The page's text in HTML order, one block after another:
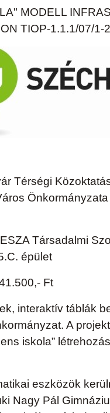
MODELL
TIOP-1.1.1/07/1-
Térségi
Önkormányzata
Társadalmi
épület
Ft
interaktív táblák
A
iskola”
eszközök
Nagy Pál